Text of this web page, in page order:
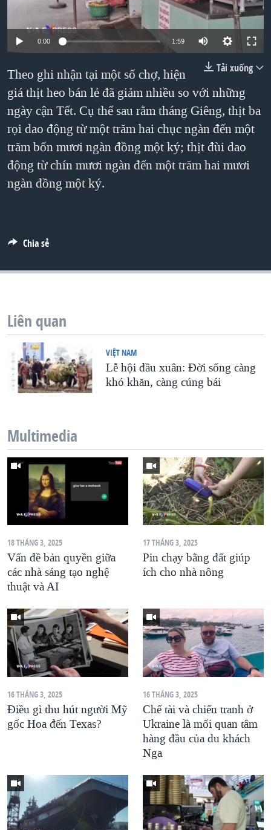
NGƯỜI VIỆT HẢI NGOẠI
ĐỜI SỐNG
KINH TẾ
KHOA HỌC
SỨC KHOẺ
THỂ THAO
GIÁO DỤC
HÀNH TRÌNH BẦU CỬ 2024
MỘT NĂM CHIẾN TRANH TẠI DẢI GAZA
GIẢI MÃ VÀNH ĐAI & CON ĐƯỜNG
NGÀY TỊ NẠN THẾ GIỚI
TRỊNH VĨNH BÌNH - NGƯỜI HẠ 'BÊN THẮNG CUỘC'
GROUND ZERO – XƯA VÀ NAY
CHI PHÍ CHIẾN TRANH AFGHANISTAN
CÁC GIÁ TRỊ CỘNG HÒA Ở VIỆT NAM
NGƯ DÂN VIỆT VÀ LÀN SÓNG TRỘM HẢI SÂM
NGHE
Ngôn ngữ khác
0:00 1:59
Tải xuống
Theo ghi nhận tại một số chợ, hiện
giá thịt heo bán lẻ đã giảm nhiều so với những
ngày cận Tết. Cụ thể sau rằm tháng Giêng, thịt ba
rọi dao động từ một trăm hai chục ngàn đến một
trăm bốn mươi ngàn đồng một ký; thịt đùi dao
động từ chín mươi ngàn đến một trăm hai mươi
ngàn đồng một ký.
Chia sẻ
Liên quan
VIỆT NAM
Lễ hội đầu xuân: Đời sống càng
khó khăn, càng cúng bái
Multimedia
18 THÁNG 3, 2025
Vấn đề bản quyền giữa
các nhà sáng tạo nghệ
thuật và AI
17 THÁNG 3, 2025
Pin chạy bằng đất giúp
ích cho nhà nông
16 THÁNG 3, 2025
Điều gì thu hút người Mỹ
gốc Hoa đến Texas?
16 THÁNG 3, 2025
Chế tài và chiến tranh ở
Ukraine là mối quan tâm
hàng đầu của du khách
Nga